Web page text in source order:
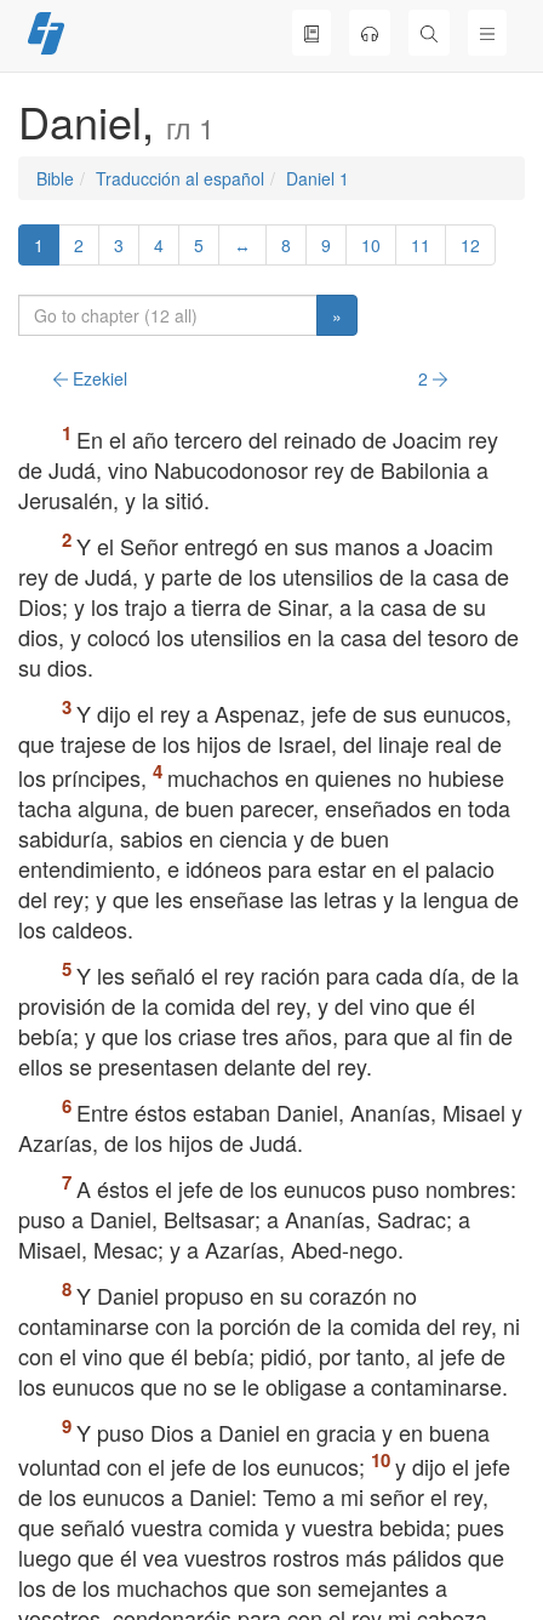
Skip
to
Daniel, гл 1
Bible Traducción al español Daniel 1
1 2 3 4 5 ↔ 8 9 10 11 12
»
Ezekiel 2
En el año tercero del reinado de Joacim rey
de Judá, vino Nabucodonosor rey de Babilonia a
Jerusalén, y la sitió.
Y el Señor entregó en sus manos a Joacim
rey de Judá, y parte de los utensilios de la casa de
Dios; y los trajo a tierra de Sinar, a la casa de su
dios, y colocó los utensilios en la casa del tesoro de
su dios.
Y dijo el rey a Aspenaz, jefe de sus eunucos,
que trajese de los hijos de Israel, del linaje real de
los príncipes,
muchachos en quienes no hubiese
tacha alguna, de buen parecer, enseñados en toda
sabiduría, sabios en ciencia y de buen
entendimiento, e idóneos para estar en el palacio
del rey; y que les enseñase las letras y la lengua de
los caldeos.
Y les señaló el rey ración para cada día, de la
provisión de la comida del rey, y del vino que él
bebía; y que los criase tres años, para que al fin de
ellos se presentasen delante del rey.
Entre éstos estaban Daniel, Ananías, Misael y
Azarías, de los hijos de Judá.
A éstos el jefe de los eunucos puso nombres:
puso a Daniel, Beltsasar; a Ananías, Sadrac; a
Misael, Mesac; y a Azarías, Abed-nego.
Y Daniel propuso en su corazón no
contaminarse con la porción de la comida del rey, ni
con el vino que él bebía; pidió, por tanto, al jefe de
los eunucos que no se le obligase a contaminarse.
Y puso Dios a Daniel en gracia y en buena
voluntad con el jefe de los eunucos;
y dijo el jefe
de los eunucos a Daniel: Temo a mi señor el rey,
que señaló vuestra comida y vuestra bebida; pues
luego que él vea vuestros rostros más pálidos que
los de los muchachos que son semejantes a